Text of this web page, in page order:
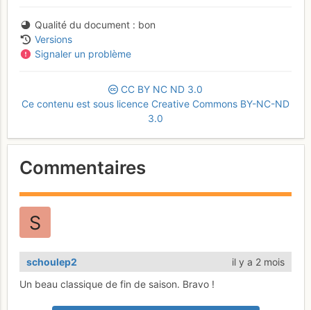
Qualité du document
bon
Versions
Signaler un problème
CC BY NC ND 3.0
Ce contenu est sous licence Creative Commons BY-NC-ND
3.0
Commentaires
schoulep2
il y a 2 mois
Un beau classique de fin de saison. Bravo !